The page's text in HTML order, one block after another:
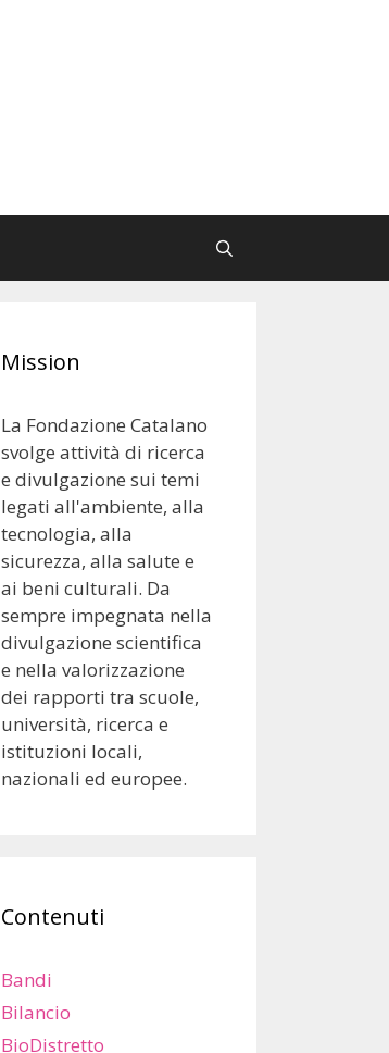
Mission
La Fondazione Catalano
svolge attività di ricerca
e divulgazione sui temi
legati all'ambiente, alla
tecnologia, alla
sicurezza, alla salute e
ai beni culturali. Da
sempre impegnata nella
divulgazione scientifica
e nella valorizzazione
dei rapporti tra scuole,
università, ricerca e
istituzioni locali,
nazionali ed europee.
Contenuti
Bandi
Bilancio
BioDistretto